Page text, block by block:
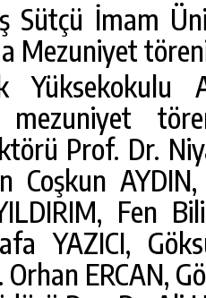
Sütçü İmam
Mezuniyet
Yüksekokulu
mezuniyet
Prof. Dr.
Coşkun
Fen
YAZICI,
ERCAN,